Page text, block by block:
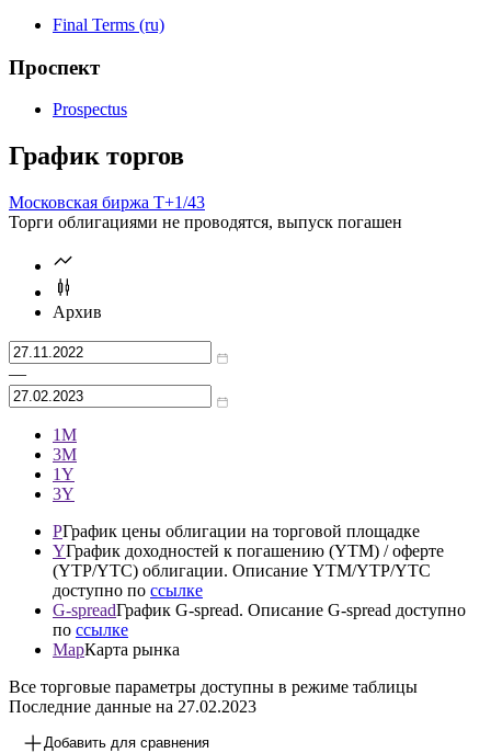
Final Terms (ru)
Проспект
Prospectus
График торгов
Московская биржа Т+1/43
Торги облигациями не проводятся, выпуск погашен
Архив
—
1М
3М
1Y
3Y
PГрафик цены облигации на торговой площадке
YГрафик доходностей к погашению (YTM) / оферте
(YTP/YTC) облигации. Описание YTM/YTP/YTC
доступно по ссылке
G-spreadГрафик G-spread. Описание G-spread доступно
по ссылке
MapКарта рынка
Все торговые параметры доступны в режиме таблицы
Последние данные на 27.02.2023
Добавить для сравнения